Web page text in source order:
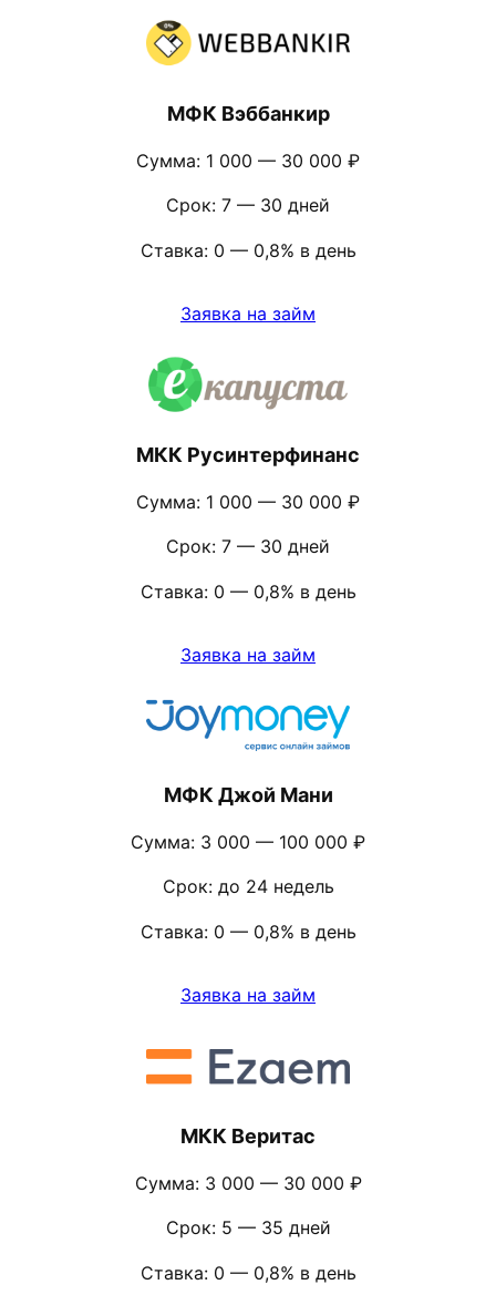
МФК Вэббанкир
Сумма: 1 000 — 30 000 ₽
Срок: 7 — 30 дней
Ставка: 0 — 0,8% в день
Заявка на займ
МКК Русинтерфинанс
Сумма: 1 000 — 30 000 ₽
Срок: 7 — 30 дней
Ставка: 0 — 0,8% в день
Заявка на займ
МФК Джой Мани
Сумма: 3 000 — 100 000 ₽
Срок: до 24 недель
Ставка: 0 — 0,8% в день
Заявка на займ
МКК Веритас
Сумма: 3 000 — 30 000 ₽
Срок: 5 — 35 дней
Ставка: 0 — 0,8% в день